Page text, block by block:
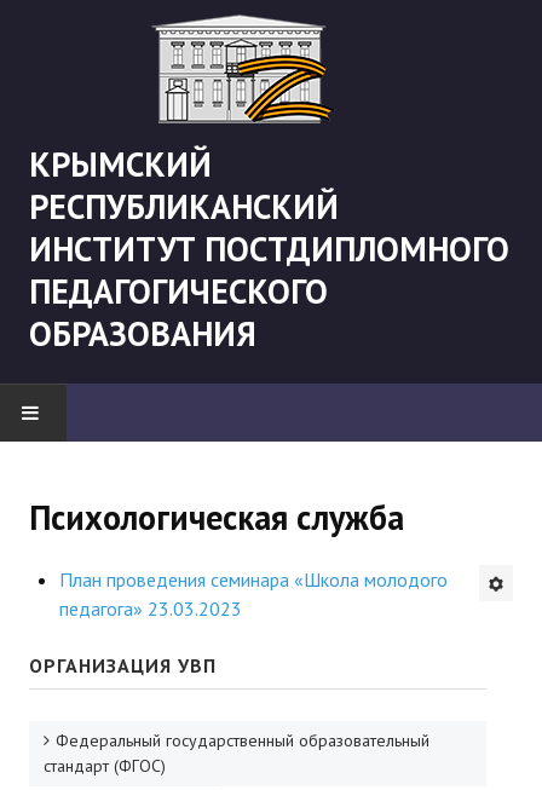
КРЫМСКИЙ
РЕСПУБЛИКАНСКИЙ
ИНСТИТУТ ПОСТДИПЛОМНОГО
ПЕДАГОГИЧЕСКОГО
ОБРАЗОВАНИЯ
"Боевая" русистика
Будни института
ИНСТИТУТ
Противодействие коррупции
Психологическая служба
План проведения семинара «Школа молодого
педагога» 23.03.2023
ОРГАНИЗАЦИЯ УВП
Федеральный государственный образовательный
стандарт (ФГОС)